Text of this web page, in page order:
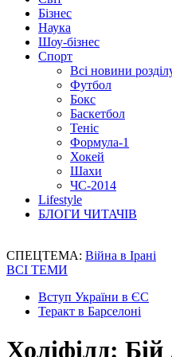
Бізнес
Наука
Шоу-бізнес
Спорт
Всі новини
Футбол
Бокс
Баскетбол
Теніс
Формула-1
Хокей
Шахи
ЧС-2014
Lifestyle
БЛОГИ ЧИТАЧІВ
СПЕЦТЕМА: Війна в Ірані
ВСІ ТЕМИ
Вступ України в ЄС
Теракт в Барселоні
Холіфілд: